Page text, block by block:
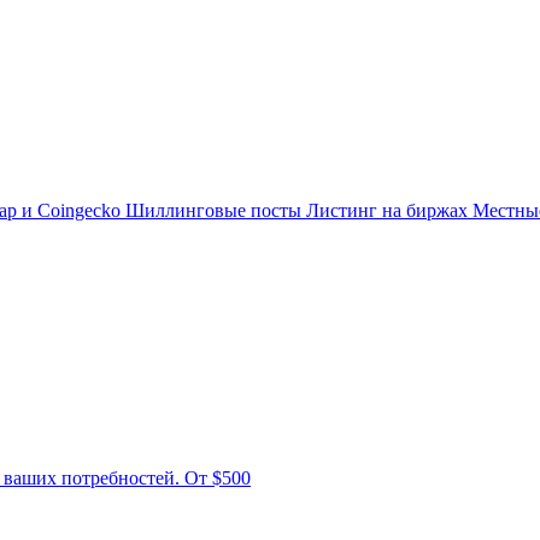
и Coingecko Шиллинговые посты Листинг на биржах
потребностей. От $500